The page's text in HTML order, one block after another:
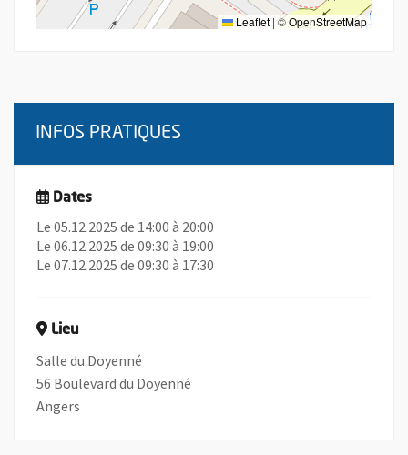
Leaflet |©OpenStreetMap
INFOS PRATIQUES
Dates
Le 05.12.2025 de 14:00 à 20:00
Le 06.12.2025 de 09:30 à 19:00
Le 07.12.2025 de 09:30 à 17:30
Lieu
Salle du Doyenné
56 Boulevard du Doyenné
Angers